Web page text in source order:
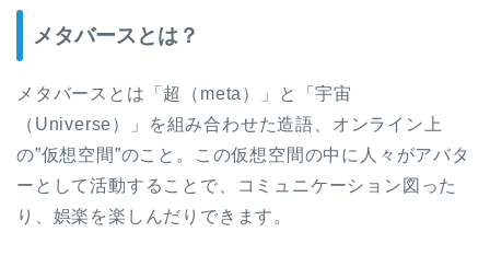
メタバースとは？
メタバースとは「超（meta）」と「宇宙
（Universe）」を組み合わせた造語、オンライン上
の”仮想空間”のこと。この仮想空間の中に人々がアバタ
ーとして活動することで、コミュニケーション図った
り、娯楽を楽しんだりできます。